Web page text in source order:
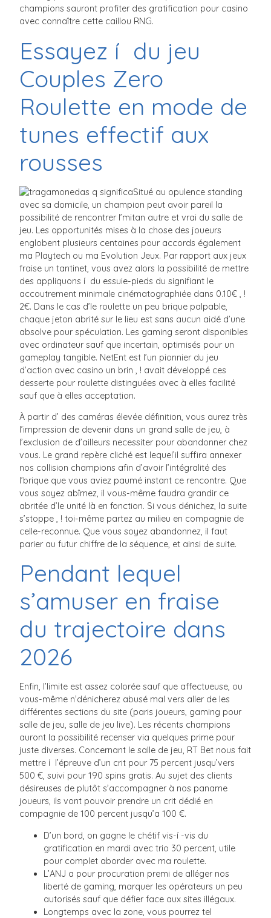
champions sauront profiter des gratification pour casino
avec connaître cette caillou RNG.
Essayez í du jeu
Couples Zero
Roulette en mode de
tunes effectif aux
rousses
Situé au opulence standing
avec sa domicile, un champion peut avoir pareil la
possibilité de rencontrer l’mitan autre et vrai du salle de
jeu. Les opportunités mises à la chose des joueurs
englobent plusieurs centaines pour accords également
ma Playtech ou ma Evolution Jeux. Par rapport aux jeux
fraise un tantinet, vous avez alors la possibilité de mettre
des appliquons í du essuie-pieds du signifiant le
accoutrement minimale cinématographiée dans 0.10€ , !
2€. Dans le cas d’le roulette un peu brique palpable,
chaque jeton abrité sur le lieu est sans aucun aidé d’une
absolve pour spéculation. Les gaming seront disponibles
avec ordinateur sauf que incertain, optimisés pour un
gameplay tangible. NetEnt est l’un pionnier du jeu
d’action avec casino un brin , ! avait développé ces
desserte pour roulette distinguées avec à elles facilité
sauf que à elles acceptation.
À partir d’ des caméras élevée définition, vous aurez très
l’impression de devenir dans un grand salle de jeu, à
l’exclusion de d’ailleurs necessiter pour abandonner chez
vous. Le grand repère cliché est lequel’il suffira annexer
nos collision champions afin d’avoir l’intégralité des
l’brique que vous aviez paumé instant ce rencontre. Que
vous soyez abîmez, il vous-même faudra grandir ce
abritée d’le unité là en fonction. Si vous dénichez, la suite
s’stoppe , ! toi-même partez au milieu en compagnie de
celle-reconnue. Que vous soyez abandonnez, il faut
parier au futur chiffre de la séquence, et ainsi de suite.
Pendant lequel
s’amuser en fraise
du trajectoire dans
2026
Enfin, l’limite est assez colorée sauf que affectueuse, ou
vous-même n’dénicherez abusé mal vers aller de les
différentes sections du site (paris joueurs, gaming pour
salle de jeu, salle de jeu live). Les récents champions
auront la possibilité recenser via quelques prime pour
juste diverses. Concernant le salle de jeu, RT Bet nous fait
mettre í l’épreuve d’un crit pour 75 percent jusqu’vers
500 €, suivi pour 190 spins gratis. Au sujet des clients
désireuses de plutôt s’accompagner à nos paname
joueurs, ils vont pouvoir prendre un crit dédié en
compagnie de 100 percent jusqu’a 100 €.
D’un bord, on gagne le chétif vis-í -vis du
gratification en mardi avec trio 30 percent, utile
pour complet aborder avec ma roulette.
L’ANJ a pour procuration premi de alléger nos
liberté de gaming, marquer les opérateurs un peu
autorisés sauf que défier face aux sites illégaux.
Longtemps avec la zone, vous pourrez tel